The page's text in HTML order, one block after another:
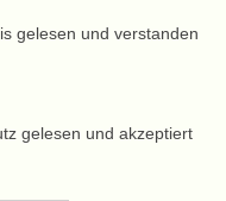
gelesen und verstanden
gelesen und akzeptiert